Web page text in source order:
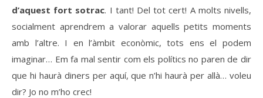
d’aquest fort sotrac. I tant! Del tot cert! A molts nivells,
socialment aprendrem a valorar aquells petits moments
amb l’altre. I en l’àmbit econòmic, tots ens el podem
imaginar… Em fa mal sentir com els polítics no paren de dir
que hi haurà diners per aquí, que n’hi haurà per allà… voleu
dir? Jo no m’ho crec!